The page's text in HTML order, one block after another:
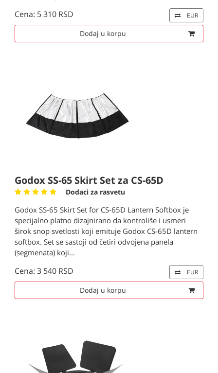
Cena: 5 310 RSD EUR
Dodaj u korpu
Godox SS-65 Skirt Set za CS-65D
Dodaci za rasvetu
Godox SS-65 Skirt Set for CS-65D Lantern Softbox je
specijalno platno dizajnirano da kontroliše i usmeri
širok snop svetlosti koji emituje Godox CS-65D lantern
softbox. Set se sastoji od četiri odvojena panela
(segmenata) koji...
Cena: 3 540 RSD EUR
Dodaj u korpu